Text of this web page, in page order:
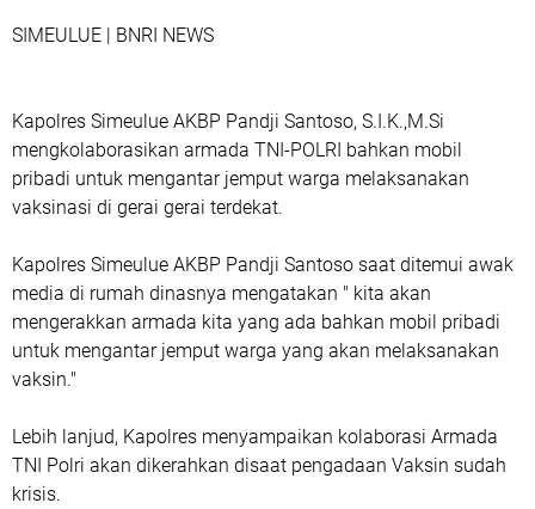
SIMEULUE | BNRI NEWS
Kapolres Simeulue AKBP Pandji Santoso, S.I.K.,M.Si
mengkolaborasikan armada TNI-POLRI bahkan mobil
pribadi untuk mengantar jemput warga melaksanakan
vaksinasi di gerai gerai terdekat.
Kapolres Simeulue AKBP Pandji Santoso saat ditemui awak
media di rumah dinasnya mengatakan " kita akan
mengerakkan armada kita yang ada bahkan mobil pribadi
untuk mengantar jemput warga yang akan melaksanakan
vaksin."
Lebih lanjud, Kapolres menyampaikan kolaborasi Armada
TNI Polri akan dikerahkan disaat pengadaan Vaksin sudah
krisis.